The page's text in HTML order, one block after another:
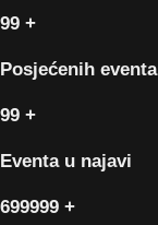
99 +
Posjećenih eventa
99 +
Eventa u najavi
699999 +